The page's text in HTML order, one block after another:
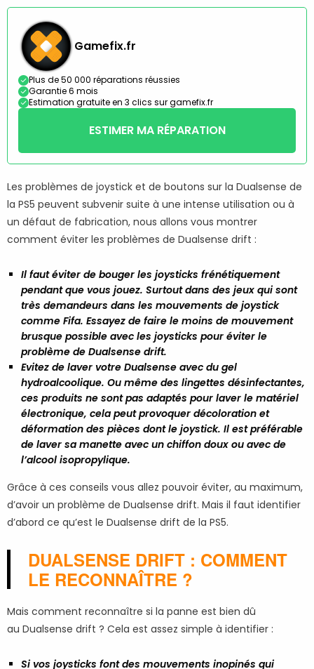
Gamefix.fr
Plus de 50 000 réparations réussies
Garantie 6 mois
Estimation gratuite en 3 clics sur gamefix.fr
ESTIMER MA RÉPARATION
Les problèmes de joystick et de boutons sur la Dualsense de
la PS5 peuvent subvenir suite à une intense utilisation ou à
un défaut de fabrication, nous allons vous montrer
comment éviter les problèmes de Dualsense drift :
Il faut éviter de bouger les joysticks frénétiquement
pendant que vous jouez. Surtout dans des jeux qui sont
très demandeurs dans les mouvements de joystick
comme Fifa. Essayez de faire le moins de mouvement
brusque possible avec les joysticks pour éviter le
problème de Dualsense drift.
Evitez de laver votre Dualsense avec du gel
hydroalcoolique. Ou même des lingettes désinfectantes,
ces produits ne sont pas adaptés pour laver le matériel
électronique, cela peut provoquer décoloration et
déformation des pièces dont le joystick. Il est préférable
de laver sa manette avec un chiffon doux ou avec de
l’alcool isopropylique.
Grâce à ces conseils vous allez pouvoir éviter, au maximum,
d’avoir un problème de Dualsense drift. Mais il faut identifier
d’abord ce qu’est le Dualsense drift de la PS5.
DUALSENSE DRIFT : COMMENT
LE RECONNAÎTRE ?
Mais comment reconnaître si la panne est bien dû
au Dualsense drift ? Cela est assez simple à identifier :
Si vos joysticks font des mouvements inopinés qui